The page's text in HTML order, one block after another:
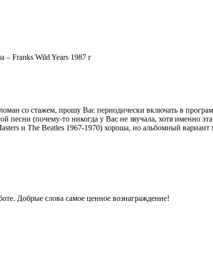
‎– Franks Wild Years 1987 г
со стажем, прошу Вас периодически включать в
песни (почему-то никогда у Вас не звучала, хотя именно
и The Beatles 1967-1970) хороша, но альбомный
Добрые слова самое ценное вознаграждение!